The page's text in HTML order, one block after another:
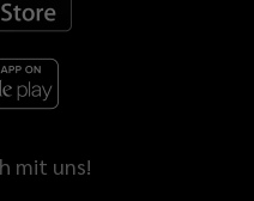
mit uns!